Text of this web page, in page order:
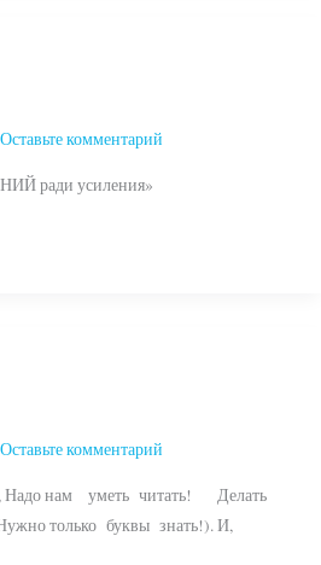
Оставьте комментарий
ради усиления»
Оставьте комментарий
Надо нам уметь читать! Делать
только буквы знать!). И,